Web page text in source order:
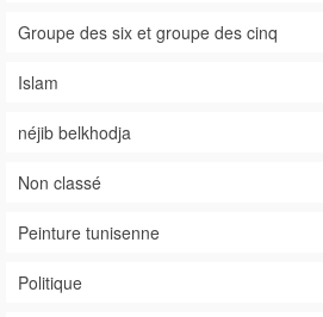
Groupe des six et groupe des cinq
Islam
néjib belkhodja
Non classé
Peinture tunisenne
Politique